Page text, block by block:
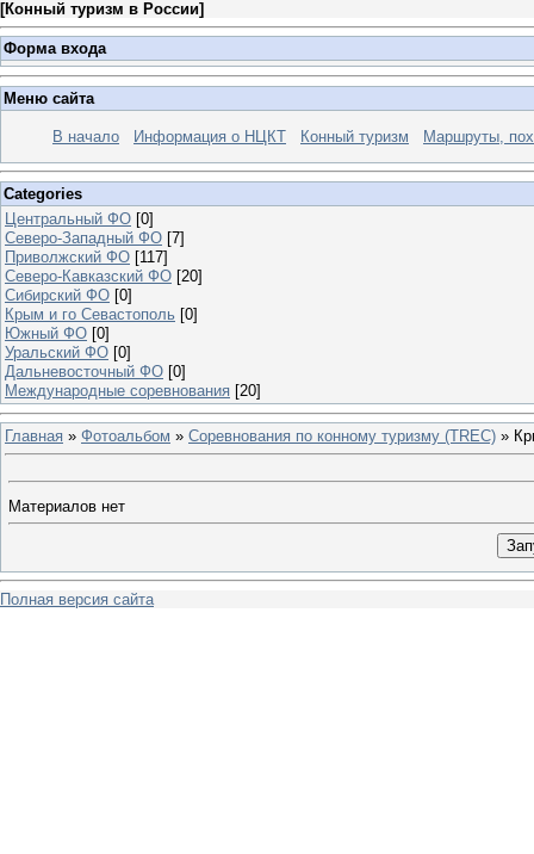
[Конный туризм в России]
Форма входа
Меню сайта
В начало Информация о НЦКТ Конный туризм Маршруты,
Categories
Центральный ФО [0]
Северо-Западный ФО [7]
Приволжский ФО [117]
Северо-Кавказский ФО [20]
Сибирский ФО [0]
Крым и го Севастополь [0]
Южный ФО [0]
Уральский ФО [0]
Дальневосточный ФО [0]
Международные соревнования [20]
Главная » Фотоальбом » Соревнования по конному туризму (TREC) »
Материалов нет
Полная версия сайта